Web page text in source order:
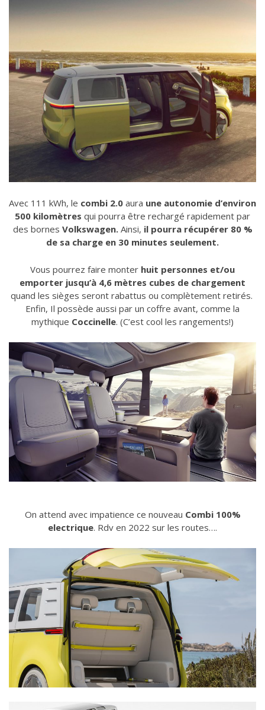
Avec 111 kWh, le combi 2.0 aura une autonomie d’environ
500 kilomètres qui pourra être rechargé rapidement par
des bornes Volkswagen. Ainsi, il pourra récupérer 80 %
de sa charge en 30 minutes seulement.
Vous pourrez faire monter huit personnes et/ou
emporter jusqu’à 4,6 mètres cubes de chargement
quand les sièges seront rabattus ou complètement retirés.
Enfin, Il possède aussi par un coffre avant, comme la
mythique Coccinelle. (C’est cool les rangements!)
On attend avec impatience ce nouveau Combi 100%
electrique. Rdv en 2022 sur les routes….